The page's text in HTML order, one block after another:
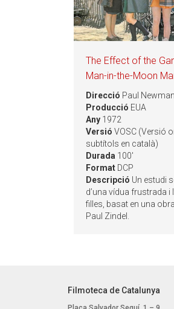
The Effect of the
Man-in-the-Moon
Direcció Paul Newman
Producció EUA
Any 1972
Versió VOSC (Versió
subtítols en català)
Durada 100'
Format DCP
Descripció Un estudi
d’una vídua frustrada i
filles, basat en una
Paul Zindel.
Filmoteca de Catalunya